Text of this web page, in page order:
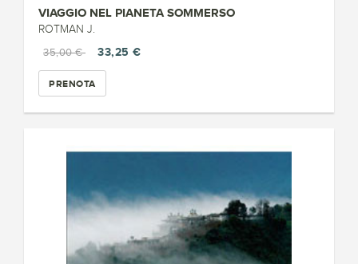
VIAGGIO NEL PIANETA SOMMERSO
ROTMAN J.
35,00 €
33,25 €
PRENOTA